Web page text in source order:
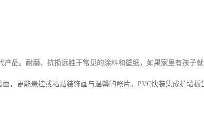
品。耐磨、抗损远胜于常见的涂料和壁纸，如果家里有孩子
，更能悬挂或粘贴装饰画与温馨的照片。PVC快装集成护墙板